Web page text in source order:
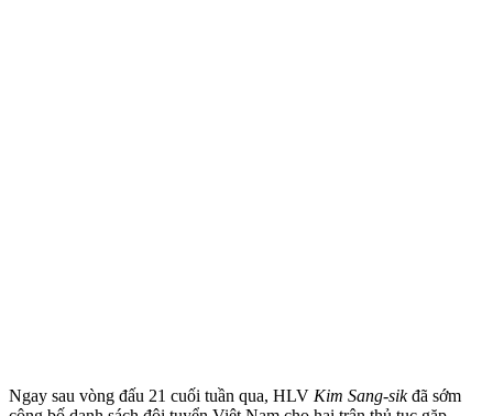
Ngay sau vòng đấu 21 cuối tuần qua, HLV Kim Sang-sikđã sớm